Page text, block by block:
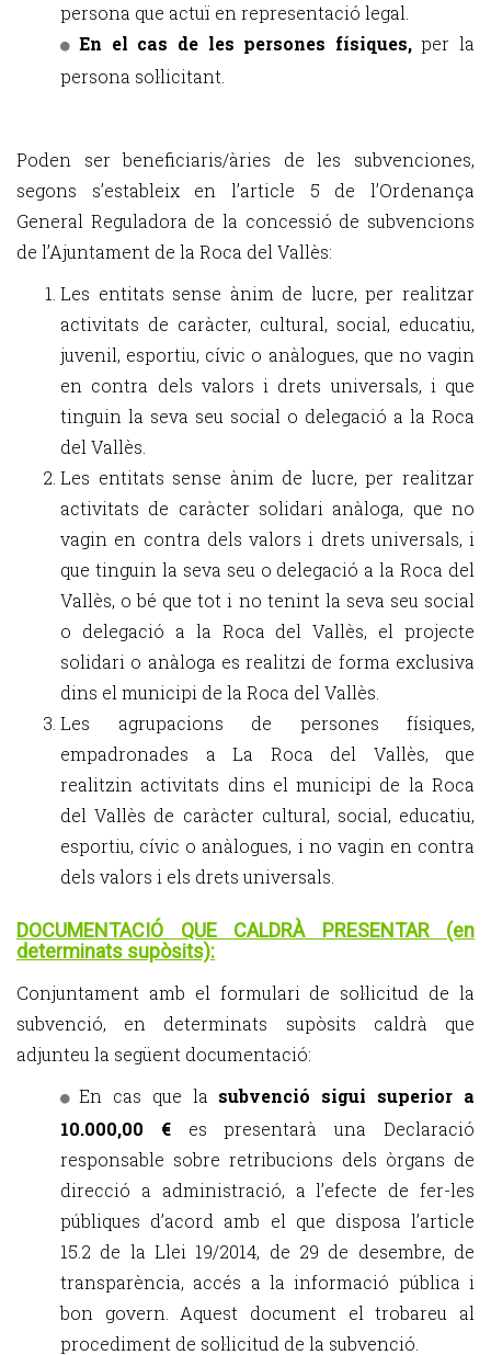
persona que actuï en representació legal.
En el cas de les persones físiques,per la
persona sol·licitant.
Poden ser beneficiaris/àries de les subvenciones,
segons s’estableix en l’article 5 de l’Ordenança
General Reguladora de la concessió de subvencions
de l’Ajuntament de la Roca del Vallès:
Les entitats sense ànim de lucre, per realitzar
activitats de caràcter, cultural, social, educatiu,
juvenil, esportiu, cívic o anàlogues, que no vagin
en contra dels valors i drets universals, i que
tinguin la seva seu social o delegació a la Roca
del Vallès.
Les entitats sense ànim de lucre, per realitzar
activitats de caràcter solidari anàloga, que no
vagin en contra dels valors i drets universals, i
que tinguin la seva seu o delegació a la Roca del
Vallès, o bé que tot i no tenint la seva seu social
o delegació a la Roca del Vallès, el projecte
solidari o anàloga es realitzi de forma exclusiva
dins el municipi de la Roca del Vallès.
Les agrupacions de persones físiques,
empadronades a La Roca del Vallès, que
realitzin activitats dins el municipi de la Roca
del Vallès de caràcter cultural, social, educatiu,
esportiu, cívic o anàlogues, i no vagin en contra
dels valors i els drets universals.
DOCUMENTACIÓ QUE CALDRÀ PRESENTAR (en
determinats supòsits):
Conjuntament amb el formulari de sol·licitud de la
subvenció, en determinats supòsits caldrà que
adjunteu la següent documentació:
En cas que la subvenció sigui superior a
10.000,00 €es presentarà una Declaració
responsable sobre retribucions dels òrgans de
direcció a administració, a l’efecte de fer-les
públiques d’acord amb el que disposa l’article
15.2 de la Llei 19/2014, de 29 de desembre, de
transparència, accés a la informació pública i
bon govern. Aquest document el trobareu al
procediment de sol·licitud de la subvenció.